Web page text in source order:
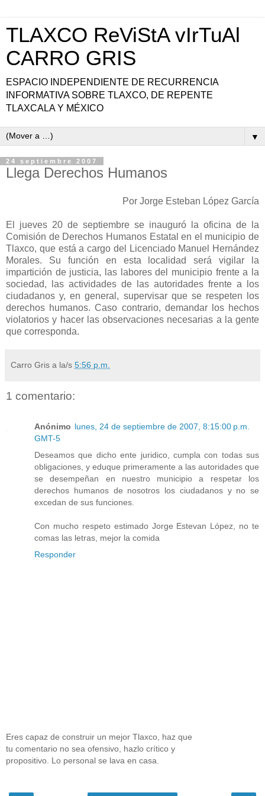
TLAXCO ReViStA vIrTuAl
CARRO GRIS
ESPACIO INDEPENDIENTE DE RECURRENCIA
INFORMATIVA SOBRE TLAXCO, DE REPENTE
TLAXCALA Y MÉXICO
▼
24 septiembre 2007
Llega Derechos Humanos
Por Jorge Esteban López García
El jueves 20 de septiembre se inauguró la oficina de la
Comisión de Derechos Humanos Estatal en el municipio de
Tlaxco, que está a cargo del Licenciado Manuel Hernández
Morales. Su función en esta localidad será vigilar la
impartición de justicia, las labores del municipio frente a la
sociedad, las actividades de las autoridades frente a los
ciudadanos y, en general, supervisar que se respeten los
derechos humanos. Caso contrario, demandar los hechos
violatorios y hacer las observaciones necesarias a la gente
que corresponda.
Carro Gris a la/s 5:56 p.m.
1 comentario:
Anónimo lunes, 24 de septiembre de 2007, 8:15:00 p.m.
GMT-5
Deseamos que dicho ente juridico, cumpla con todas sus
obligaciones, y eduque primeramente a las autoridades que
se desempeñan en nuestro municipio a respetar los
derechos humanos de nosotros los ciudadanos y no se
excedan de sus funciones.
Con mucho respeto estimado Jorge Estevan López, no te
comas las letras, mejor la comida
Responder
Eres capaz de construir un mejor Tlaxco, haz que
tu comentario no sea ofensivo, hazlo crítico y
propositivo. Lo personal se lava en casa.